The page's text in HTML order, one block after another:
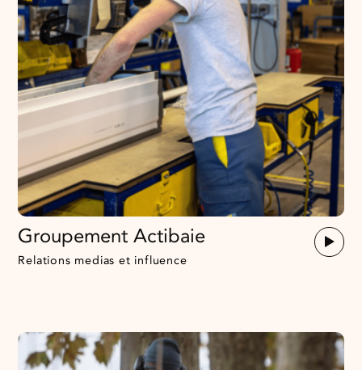
Groupement Actibaie
Relations medias et influence